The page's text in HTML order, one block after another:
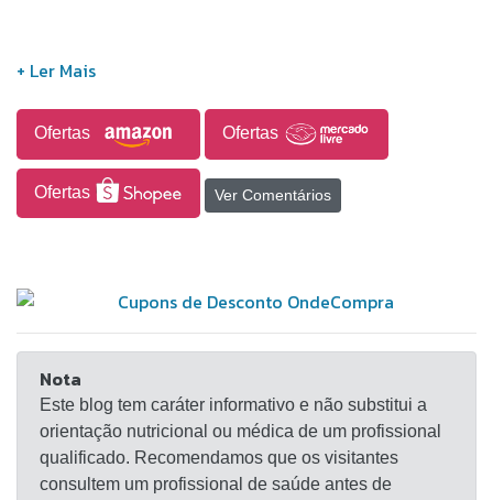
Ofertas Ofertas
Ofertas Ver Comentários
Nota
Este blog tem caráter informativo e não substitui a
orientação nutricional ou médica de um profissional
qualificado. Recomendamos que os visitantes
consultem um profissional de saúde antes de